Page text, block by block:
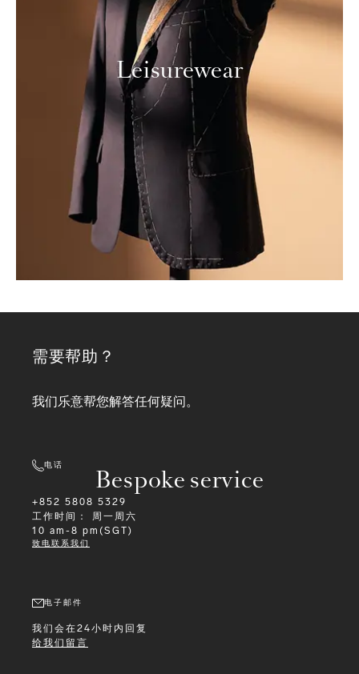
Leisurewear
Bespoke service
需要帮助？
我们乐意帮您解答任何疑问。
电话
+852 5808 5329
工作时间：
周一周六
10 am-8 pm(SGT)
致电联系我们
电子邮件
我们会在24小时内回复
给我们留言